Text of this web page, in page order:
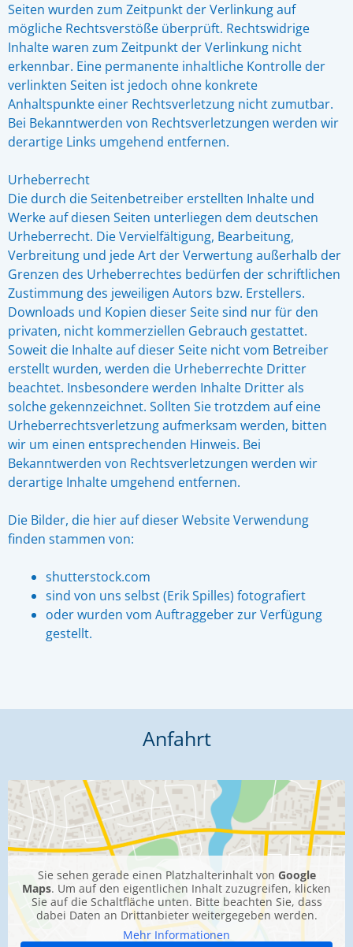
Seiten wurden zum Zeitpunkt der Verlinkung auf
mögliche Rechtsverstöße überprüft. Rechtswidrige
Inhalte waren zum Zeitpunkt der Verlinkung nicht
erkennbar. Eine permanente inhaltliche Kontrolle der
verlinkten Seiten ist jedoch ohne konkrete
Anhaltspunkte einer Rechtsverletzung nicht zumutbar.
Bei Bekanntwerden von Rechtsverletzungen werden wir
derartige Links umgehend entfernen.
Urheberrecht
Die durch die Seitenbetreiber erstellten Inhalte und
Werke auf diesen Seiten unterliegen dem deutschen
Urheberrecht. Die Vervielfältigung, Bearbeitung,
Verbreitung und jede Art der Verwertung außerhalb der
Grenzen des Urheberrechtes bedürfen der schriftlichen
Zustimmung des jeweiligen Autors bzw. Erstellers.
Downloads und Kopien dieser Seite sind nur für den
privaten, nicht kommerziellen Gebrauch gestattet.
Soweit die Inhalte auf dieser Seite nicht vom Betreiber
erstellt wurden, werden die Urheberrechte Dritter
beachtet. Insbesondere werden Inhalte Dritter als
solche gekennzeichnet. Sollten Sie trotzdem auf eine
Urheberrechtsverletzung aufmerksam werden, bitten
wir um einen entsprechenden Hinweis. Bei
Bekanntwerden von Rechtsverletzungen werden wir
derartige Inhalte umgehend entfernen.
Die Bilder, die hier auf dieser Website Verwendung
finden stammen von:
shutterstock.com
sind von uns selbst (Erik Spilles) fotografiert
oder wurden vom Auftraggeber zur Verfügung
gestellt.
Anfahrt
Sie sehen gerade einen Platzhalterinhalt von Google
Maps. Um auf den eigentlichen Inhalt zuzugreifen, klicken
Sie auf die Schaltfläche unten. Bitte beachten Sie, dass
dabei Daten an Drittanbieter weitergegeben werden.
Mehr Informationen